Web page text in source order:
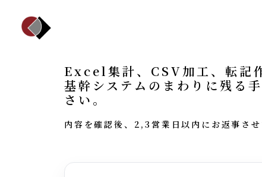
Excel集計、CSV加工、転記
基幹システムのまわりに残る
さい。
内容を確認後、2,3営業日以内にお返事させ